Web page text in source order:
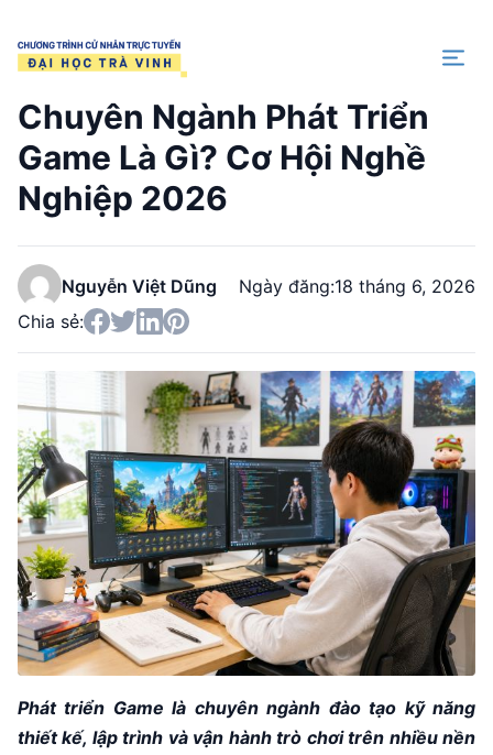
Trang chủ
Chuyên Ngành Phát Triển
Game Là Gì? Cơ Hội Nghề
Nghiệp 2026
Nguyễn Việt Dũng Ngày đăng:18 tháng 6, 2026
Chia sẻ:
Phát triển Game là chuyên ngành đào tạo kỹ năng
thiết kế, lập trình và vận hành trò chơi trên nhiều nền